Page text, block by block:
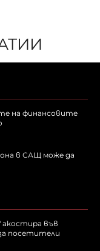
на финансовите
в САЩ може да
акостира във
посетители